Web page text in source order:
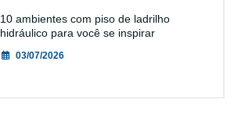
10 ambientes com piso de ladrilho
hidráulico para você se inspirar
03/07/2026